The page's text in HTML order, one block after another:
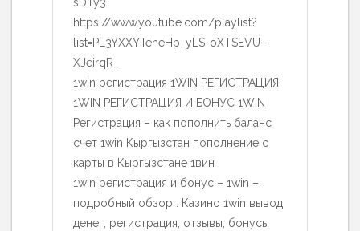
sDTy3
https://www.youtube.com/playlist?
list=PL3YXXYTeheHp_yLS-oXTSEVU-
XJeirqR_
1win регистрация 1WIN РЕГИСТРАЦИЯ
1WIN РЕГИСТРАЦИЯ И БОНУС 1WIN
Регистрация – как пополнить баланс
счет 1win Кыргызстан пополнение с
карты в Кыргызстане 1вин
1win регистрация и бонус – 1win –
подробный обзор . Казино 1win вывод
денег, регистрация, отзывы, бонусы